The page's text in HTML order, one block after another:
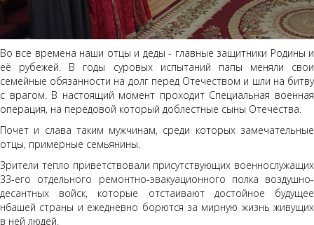
Во все времена наши отцы и деды - главные защитники Родины и
её рубежей. В годы суровых испытаний папы меняли свои
семейные обязанности на долг перед Отечеством и шли на битву
с врагом. В настоящий момент проходит Специальная военная
операция, на передовой который доблестные сыны Отечества.
Почет и слава таким мужчинам, среди которых замечательные
отцы, примерные семьянины.
Зрители тепло приветствовали присутствующих военнослужащих
33-его отдельного ремонтно-эвакуационного полка воздушно-
десантных войск, которые отстаивают достойное будущее
н6ашей страны и ежедневно борются за мирную жизнь живущих
в ней людей.